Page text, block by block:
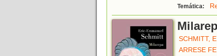
Temática:
SCHMITT,
ARRESE